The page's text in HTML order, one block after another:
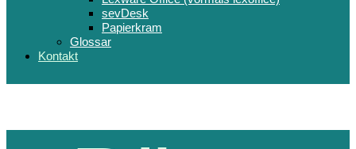
sevDesk
Papierkram
Glossar
Kontakt